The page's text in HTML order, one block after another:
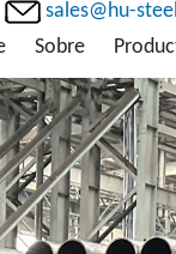
sales@hu-
Sobre